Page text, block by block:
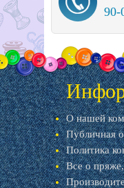
90-
О нашей
Публичная
Политика
Все о